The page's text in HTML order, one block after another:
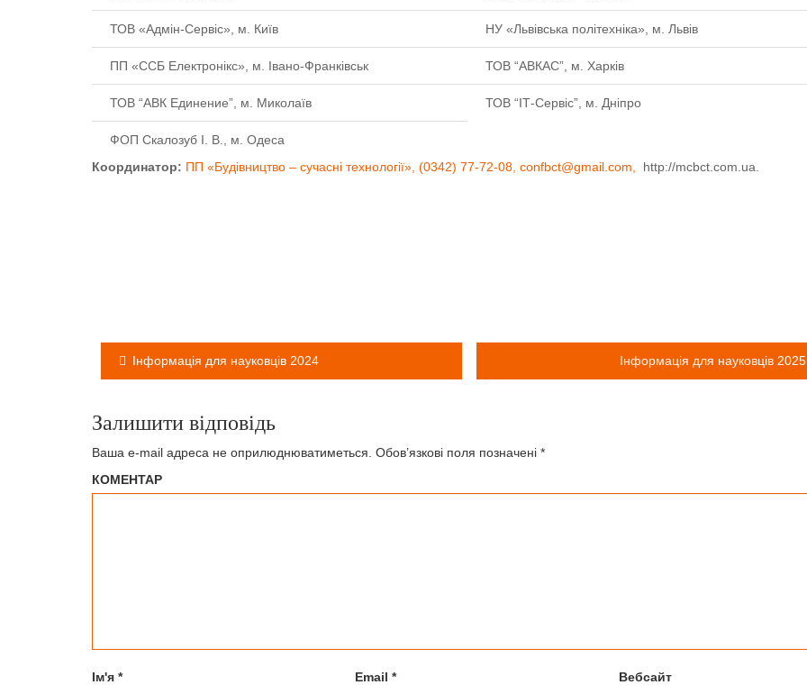
ТОВ «Адмін-Сервіс», м. Київ НУ «Львiвська полiтехнiка», м. Львів
ПП «ССБ Електронікс», м. Івано-Франківськ ТОВ “АВКАС”, м. Харків
ТОВ “АВК Единение”, м. Миколаїв ТОВ “ІТ-Сервіс”, м. Дніпро
ФОП Скалозуб І. В., м. Одеса
Координатор: ПП «Будівництво – сучасні технології» , (0342) 77-72-08, confbct@gmail.com http://mcbct.com.ua.
Інформація для науковців 2024 Інформація для науковців 2025
Залишити відповідь
Ваша e-mail адреса не оприлюднюватиметься. Обов’язкові поля позначені *
КОМЕНТАР
Ім'я * Email* Вебсайт